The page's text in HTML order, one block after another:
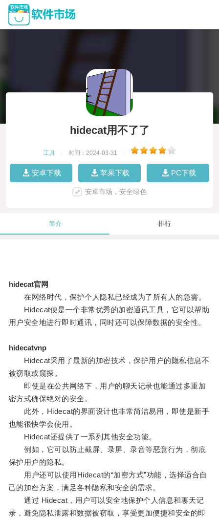
hidecat用不了了
工具 时间：2024-03-31
安卓下载 苹果下载 PC下载
安卓市场，安全绿色
简介 排行
hidecat官网
在网络时代，保护个人隐私已经成为了所有人的急需。
Hidecat便是一个非常优秀的加密通讯工具，它可以帮助
用户安全地进行即时通讯，同时还可以保障数据的安全性。
hidecatvnp
Hidecat采用了最新的加密技术，保护用户的隐私信息不
被窃取或窥探。
即使是在公共网络下，用户的聊天记录也能通过多重加
密方式确保绝对的安全。
此外，Hidecat的界面设计也非常简洁易用，即使是新手
也能很快学会使用。
Hidecat还提供了一系列其他安全功能。
例如，它可以防止截屏、录屏、录音等恶意行为，彻底
保护用户的隐私。
用户还可以使用Hidecat的“加密方式”功能，选择适合自
己的加密方案，满足各种隐私和安全的需求。
通过 Hidecat，用户可以安全地保护个人信息和聊天记
录，避免隐私泄露和数据被窃取，享受更加便捷和安全的即